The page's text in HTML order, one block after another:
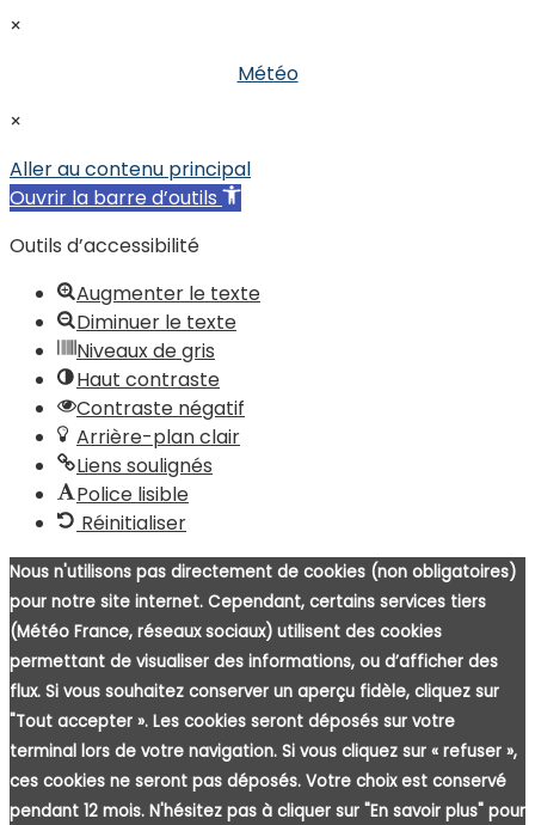
×
Météo
×
Aller au contenu principal
Ouvrir la barre d’outils
Outils d’accessibilité
Augmenter le texte
Diminuer le texte
Niveaux de gris
Haut contraste
Contraste négatif
Arrière-plan clair
Liens soulignés
Police lisible
Réinitialiser
Nous n'utilisons pas directement de cookies (non obligatoires)
pour notre site internet. Cependant, certains services tiers
(Météo France, réseaux sociaux) utilisent des cookies
permettant de visualiser des informations, ou d’afficher des
flux. Si vous souhaitez conserver un aperçu fidèle, cliquez sur
"Tout accepter ». Les cookies seront déposés sur votre
terminal lors de votre navigation. Si vous cliquez sur « refuser »,
ces cookies ne seront pas déposés. Votre choix est conservé
pendant 12 mois. N'hésitez pas à cliquer sur "En savoir plus" pour